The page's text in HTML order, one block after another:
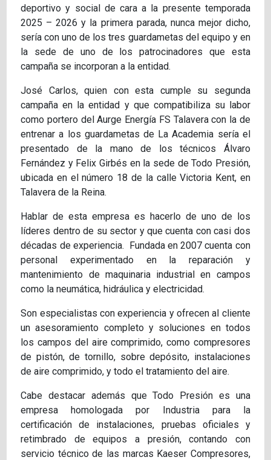
deportivo y social de cara a la presente temporada
2025 – 2026 y la primera parada, nunca mejor dicho,
sería con uno de los tres guardametas del equipo y en
la sede de uno de los patrocinadores que esta
campaña se incorporan a la entidad.
José Carlos, quien con esta cumple su segunda
campaña en la entidad y que compatibiliza su labor
como portero del Aurge Energía FS Talavera con la de
entrenar a los guardametas de La Academia sería el
presentado de la mano de los técnicos Álvaro
Fernández y Felix Girbés en la sede de Todo Presión,
ubicada en el número 18 de la calle Victoria Kent, en
Talavera de la Reina.
Hablar de esta empresa es hacerlo de uno de los
líderes dentro de su sector y que cuenta con casi dos
décadas de experiencia. Fundada en 2007 cuenta con
personal experimentado en la reparación y
mantenimiento de maquinaria industrial en campos
como la neumática, hidráulica y electricidad.
Son especialistas con experiencia y ofrecen al cliente
un asesoramiento completo y soluciones en todos
los campos del aire comprimido, como compresores
de pistón, de tornillo, sobre depósito, instalaciones
de aire comprimido, y todo el tratamiento del aire.
Cabe destacar además que Todo Presión es una
empresa homologada por Industria para la
certificación de instalaciones, pruebas oficiales y
retimbrado de equipos a presión, contando con
servicio técnico de las marcas Kaeser Compresores,